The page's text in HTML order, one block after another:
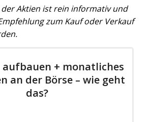
Aktien ist rein informativ und
zum Kauf oder Verkauf
aufbauen + monatliches
an der Börse – wie geht
das?